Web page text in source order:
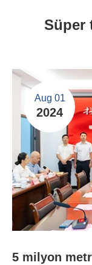
Süper
Aug 01
2024
5 milyon